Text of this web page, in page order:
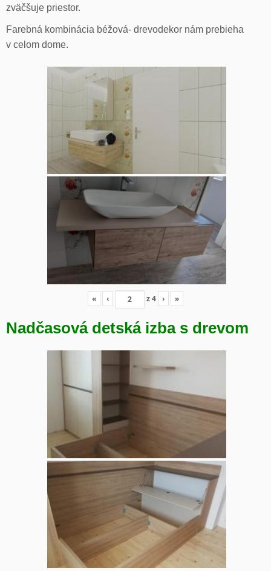
zväčšuje priestor.
Farebná kombinácia béžová- drevodekor nám prebieha
v celom dome.
« ‹ z4 › »
Nadčasová detská izba s drevom